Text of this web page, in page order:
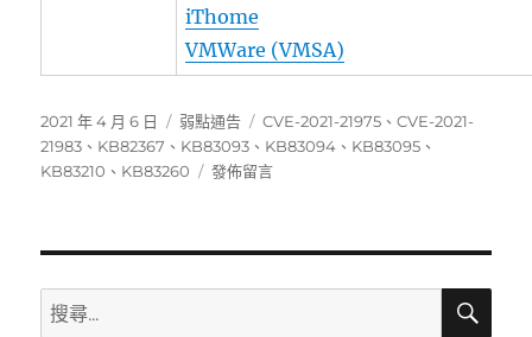
iThome
VMWare (VMSA)
發
佈
日
2021 年 4 月 6 日
分
類
弱點通告
標
籤
CVE-2021-21975 、CVE-2021-
21983 、 KB82367 、 KB83093 、 KB83094 、 KB83095 、
KB83210 、 KB83260
在
種
發佈留言
搜
搜